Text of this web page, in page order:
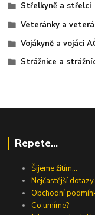
Střelkyně a střelci
Veteránky a
Vojákyně a vojáci
Strážnice a
Repete...
Šijeme žitím...
Nejčastější dotazy
Obchodní
Co umíme?